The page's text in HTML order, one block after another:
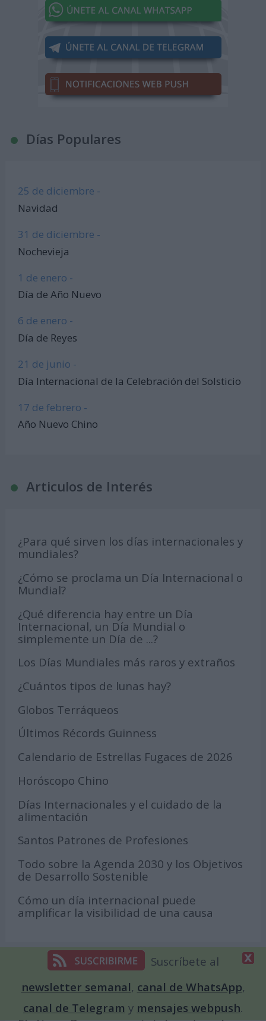
Días Populares
25 de diciembre -
Navidad
31 de diciembre -
Nochevieja
1 de enero -
Día de Año Nuevo
6 de enero -
Día de Reyes
21 de junio -
Día Internacional de la Celebración del Solsticio
17 de febrero -
Año Nuevo Chino
Articulos de Interés
¿Para qué sirven los días internacionales y
mundiales?
¿Cómo se proclama un Día Internacional o
Mundial?
¿Qué diferencia hay entre un Día
Internacional, un Día Mundial o
simplemente un Día de ...?
Los Días Mundiales más raros y extraños
¿Cuántos tipos de lunas hay?
Globos Terráqueos
Últimos Récords Guinness
Calendario de Estrellas Fugaces de 2026
Horóscopo Chino
Días Internacionales y el cuidado de la
alimentación
Santos Patrones de Profesiones
Todo sobre la Agenda 2030 y los Objetivos
de Desarrollo Sostenible
Cómo un día internacional puede
amplificar la visibilidad de una causa
Juegos online
Suscríbete al
newsletter semanal, canal de WhatsApp,
canal de Telegram y mensajes webpush.